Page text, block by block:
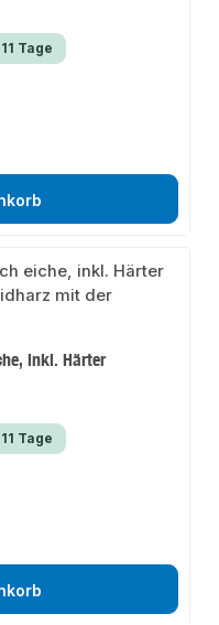
Tage
inkl. Härter
Tage